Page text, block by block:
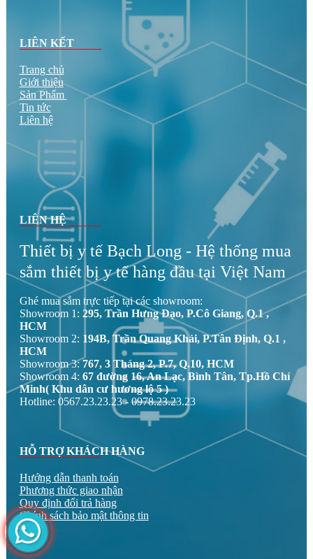
LIÊN KẾT
Trang chủ
Giới thiệu
Sản Phẩm
Tin tức
Liên hệ
LIÊN HỆ
Thiết bị y tế Bạch Long - Hệ thống mua
sắm thiết bị y tế hàng đầu tại Việt Nam
Ghé mua sắm trực tiếp tại các showroom:
Showroom 1: 295, Trần Hưng Đạo, P.Cô Giang, Q.1 ,
HCM
Showroom 2: 194B, Trần Quang Khải, P.Tân Định, Q.1 ,
HCM
Showroom 3:767, 3 Tháng 2, P.7, Q.10, HCM
Showroom 4: 67 đường 16, An Lạc, Bình Tân, Tp.Hồ Chí
Minh( Khu dân cư hương lộ 5 )
Hotline: 0567.23.23.23 - 0978.23.23.23
HỖ TRỢ KHÁCH HÀNG
Hướng dẫn thanh toán
Phương thức giao nhận
Quy định đổi trả hàng
Chính sách bảo mật thông tin